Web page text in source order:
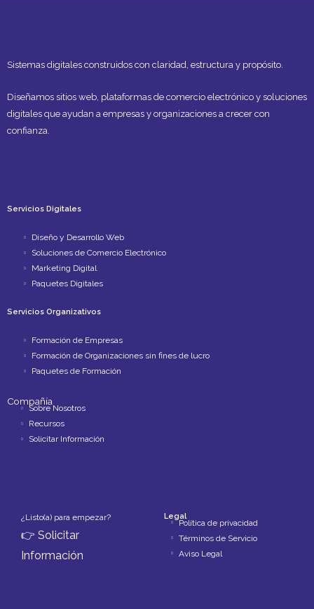
Sistemas digitales construidos con claridad, estructura y propósito.
Diseñamos sitios web, plataformas de comercio electrónico y soluciones
digitales que ayudan a empresas y organizaciones a crecer con
confianza.
Servicios Digitales
Diseño y Desarrollo Web
Soluciones de Comercio Electrónico
Marketing Digital
Paquetes Digitales
Servicios Organizativos
Formación de Empresas
Formación de Organizaciones sin fines de lucro
Paquetes de Formación
Compañía
Sobre Nosotros
Recursos
Solicitar Información
¿Listo(a) para empezar?
👉 Solicitar
Información
Legal
Política de privacidad
Términos de Servicio
Aviso Legal